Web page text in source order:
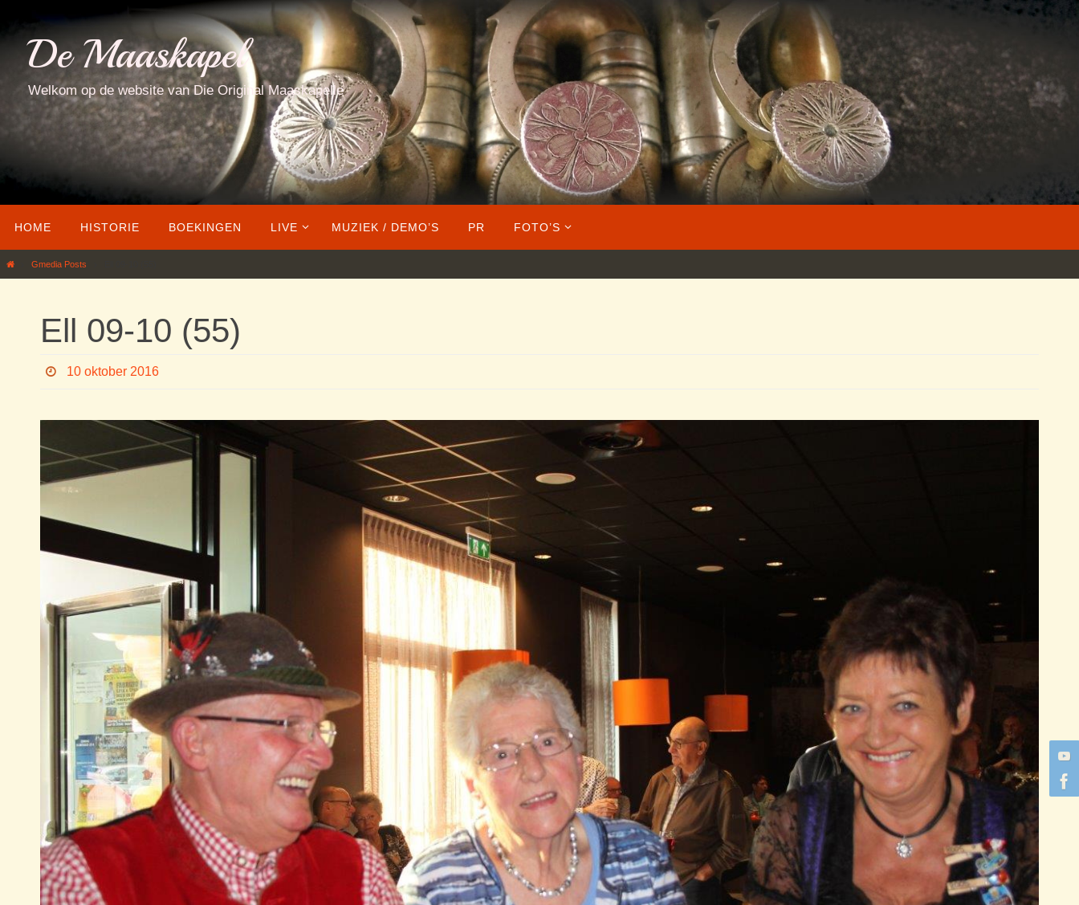
inhoudDe Maaskapel
Welkom op de website van Die Original Maaskapelle
naar
de
HOME HISTORIE BOEKINGEN LIVE MUZIEK / DEMO’S PR FOTO’S
HomeGmedia Posts
Ell 09-10 (55)
10 oktober 2016